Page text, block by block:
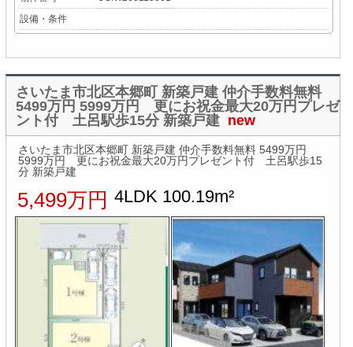
設備・条件
さいたま市北区本郷町 新築戸建 仲介手数料無料
5499万円 5999万円 更にお祝金最大20万円プレゼ
ント付 土呂駅歩15分 新築戸建 new
さいたま市北区本郷町 新築戸建 仲介手数料無料 5499万円
5999万円 更にお祝金最大20万円プレゼント付 土呂駅歩15
分 新築戸建
5,499万円 4LDK 100.19m²